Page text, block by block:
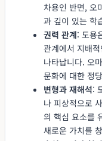
차용인 반면, 오
과 깊이 있는 학
권력 관계: 도용
관계에서 지배
나타납니다. 오
문화에 대한 정
변형과 재해석:
나 피상적으로
의 핵심 요소를
새로운 가치를